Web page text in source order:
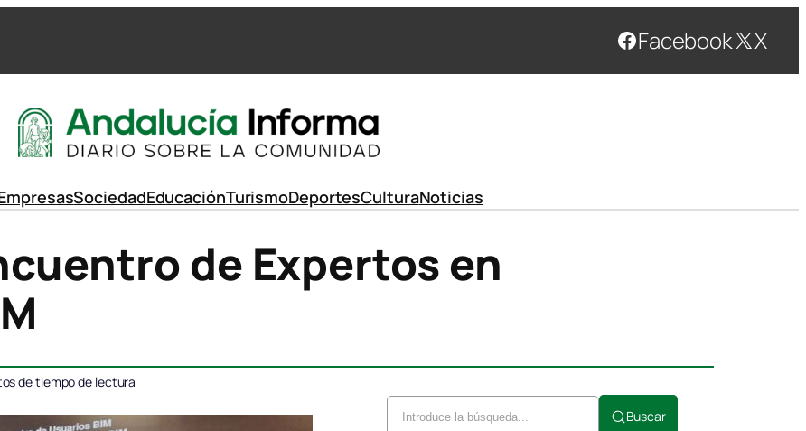
Facebook X
SociedadEducaciónTurismoDeportesCulturaNoticias
de Expertos en
de tiempo de lectura
Buscar